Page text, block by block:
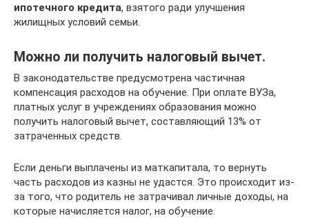
ипотечного кредита, взятого ради улучшения
жилищных условий семьи.
Можно ли получить налоговый вычет.
В законодательстве предусмотрена частичная
компенсация расходов на обучение. При оплате ВУЗа,
платных услуг в учреждениях образования можно
получить налоговый вычет, составляющий 13% от
затраченных средств.
Если деньги выплачены из маткапитала, то вернуть
часть расходов из казны не удастся. Это происходит из-
за того, что родитель не затрачивал личные доходы, на
которые начисляется налог, на обучение.